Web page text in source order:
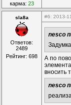
карма: 23
sla8a
Ответов:
2489
Рейтинг: 698
#6: 2013-
nesco
А по
вносить
nesco